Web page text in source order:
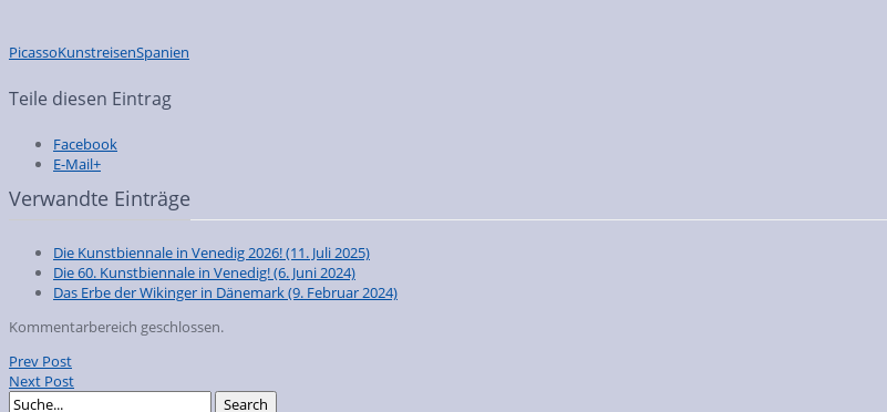
PicassoKunstreisenSpanien
Teile diesen Eintrag
Facebook
E-Mail+
Verwandte Einträge
Die Kunstbiennale in Venedig 2026!(11. Juli 2025)
Die 60. Kunstbiennale in Venedig!(6. Juni 2024)
Das Erbe der Wikinger in Dänemark(9. Februar 2024)
Kommentarbereich geschlossen.
Prev Post
Next Post